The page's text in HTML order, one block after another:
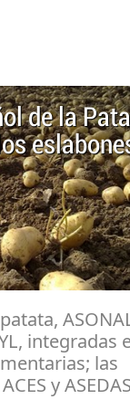
de la
integradas
las
y